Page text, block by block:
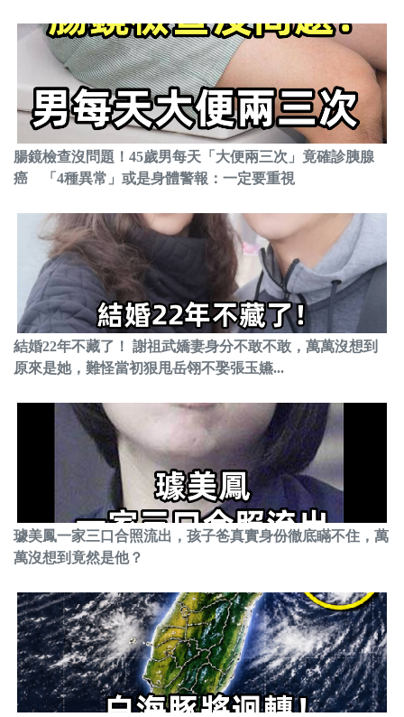
腸鏡檢查沒問題！45歲男每天「大便兩三次」竟確診胰腺
癌 「4種異常」或是身體警報：一定要重視
結婚22年不藏了！ 謝祖武嬌妻身分不敢不敢，萬萬沒想到
原來是她，難怪當初狠甩岳翎不娶張玉嬿...
璩美鳳一家三口合照流出，孩子爸真實身份徹底瞞不住，萬
萬沒想到竟然是他？